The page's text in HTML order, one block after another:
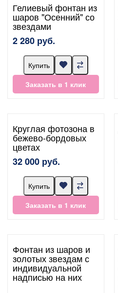
Гелиевый фонтан из
шаров "Осенний" со
звездами
2 280 руб.
Купить
Заказать в 1 клик
Круглая фотозона в
бежево-бордовых
цветах
32 000 руб.
Купить
Заказать в 1 клик
Фонтан из шаров и
золотых звездам с
индивидуальной
надписью на них